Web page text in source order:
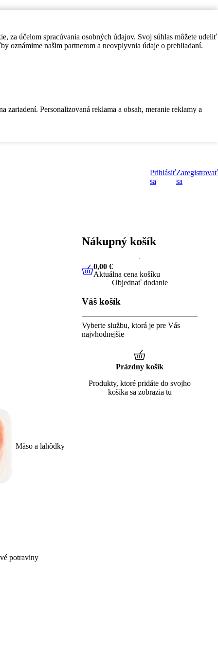
za účelom spracúvania osobných údajov. Svoj súhlas môžete udeliť
oznámime našim partnerom a neovplyvnia údaje o prehliadaní.
Personalizovaná reklama a obsah, meranie reklamy a
Prihlásiť
sa
Zaregistrovať
sa
Mäso a lahôdky
potraviny
Nákupný košík
0,00 €Aktuálna cena košíku
0,00 €
Aktuálna cena košíku
Objednať dodanie
Váš košík
Vyberte službu, ktorá je pre Vás
najvhodnejšie
Prázdny košík
Produkty, ktoré pridáte do svojho
košíka sa zobrazia tu